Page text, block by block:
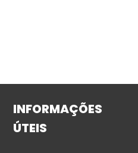
INFORMAÇÕES
ÚTEIS